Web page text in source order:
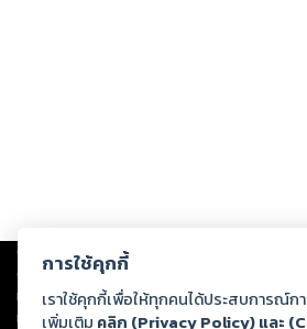
Copyright © 2026
ต่อผลงานหรือเนื้อหาใดที่อัปโหลดผ่านเว็บไซต์และป
ทรัพย์สินทางปัญญาของบุคคลอื่นหรือขัดต่อกฎหม
ทุกท่านโปรดใช้วิจารณญาณในการกลั่นกรองด้วยต
การใช้คุกกี้
เราใช้คุกกี้เพื่อให้ทุกคนได้ประสบการณ์ก
เพิ่มเติม คลิก (Privacy Policy) และ